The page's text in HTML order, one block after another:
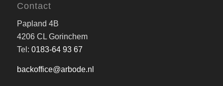
Contact
Papland 4B
4206 CL Gorinchem
Tel: 0183-64 93 67
backoffice@arbode.nl